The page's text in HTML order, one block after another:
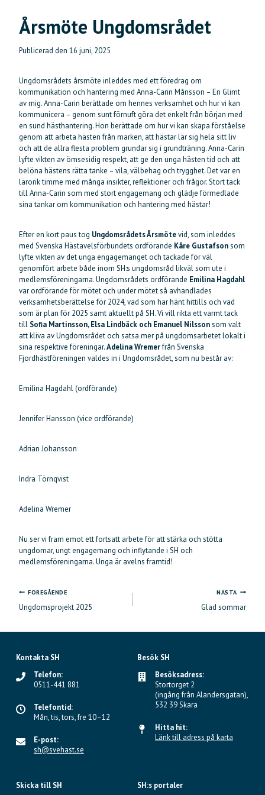
Årsmöte Ungdomsrådet
Publicerad den 16 juni, 2025
Ungdomsrådets årsmöte inleddes med ett föredrag om
kommunikation och hantering med Anna-Carin Månsson – En Glimt
av mig. Anna-Carin berättade om hennes verksamhet och hur vi kan
kommunicera – genom sunt förnuft göra det enkelt från början med
en sund hästhantering. Hon berättade om hur vi kan skapa förståelse
genom att arbeta hästen från marken, att hästar lär sig hela sitt liv
och att de allra flesta problem grundar sig i grundträning. Anna-Carin
lyfte vikten av ömsesidig respekt, att ge den unga hästen tid och att
belöna hästens rätta tanke – vila, välbehag och trygghet. Det var en
lärorik timme med många insikter, reflektioner och frågor. Stort tack
till Anna-Carin som med stort engagemang och glädje förmedlade
sina tankar om kommunikation och hantering med hästar!
Efter en kort paus tog Ungdomsrådets Årsmötevid, som inleddes
med Svenska Hästavelsförbundets ordförande Kåre Gustafsonsom
lyfte vikten av det unga engagemanget och tackade för väl
genomfört arbete både inom SH:s ungdomsråd likväl som ute i
medlemsföreningarna. Ungdomsrådets ordförande Emilina Hagdahl
var ordförande för mötet och under mötet så avhandlades
verksamhetsberättelse för 2024, vad som har hänt hittills och vad
som är plan för 2025 samt aktuellt på SH. Vi vill rikta ett varmt tack
till Sofia Martinsson, Elsa Lindbäck och Emanuel Nilssonsom valt
att kliva av Ungdomsrådet och satsa mer på ungdomsarbetet lokalt i
sina respektive föreningar.Adelina Wremerfrån Svenska
Fjordhästföreningen valdes in i Ungdomsrådet, som nu består av:
Emilina Hagdahl (ordförande)
Jennifer Hansson (vice ordförande)
Adrian Johansson
Indra Törnqvist
Adelina Wremer
Nu ser vi fram emot ett fortsatt arbete för att stärka och stötta
ungdomar, ungt engagemang och inflytande i SH och
medlemsföreningarna. Unga är avelns framtid!
Inläggsnavigering
FÖREGÅENDE
Ungdomsprojekt 2025
NÄSTA
Glad sommar
Kontakta SH
Telefon:
0511-441 881
Telefontid:
Mån, tis, tors, fre 10–12
E-post:
sh@svehast.se
Besök SH
Besöksadress:
Stortorget 2
(ingång från Alandersgatan),
532 39 Skara
Hitta hit:
Länk till adress på karta
Skicka till SH SH:s portaler